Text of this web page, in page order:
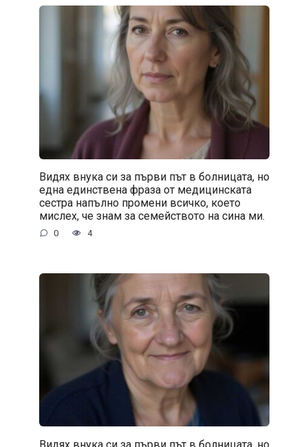
Видях внука си за първи път в болницата, но
една единствена фраза от медицинската
сестра напълно промени всичко, което
мислех, че знам за семейството на сина ми.
0 4
Видях внука си за първи път в болницата, но